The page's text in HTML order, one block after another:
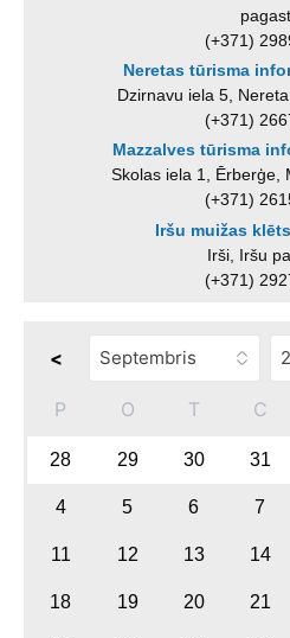
(+371)
Neretas tūrisma
Dzirnavu iela 5,
(+371)
Mazzalves tūrisma
Skolas iela 1, Ērberģe,
(+371)
Iršu muižas
Irši, Iršu
(+371)
<
P O T C
28 29 30 31
4 5 6 7
11 12 13 14
18 19 20 21